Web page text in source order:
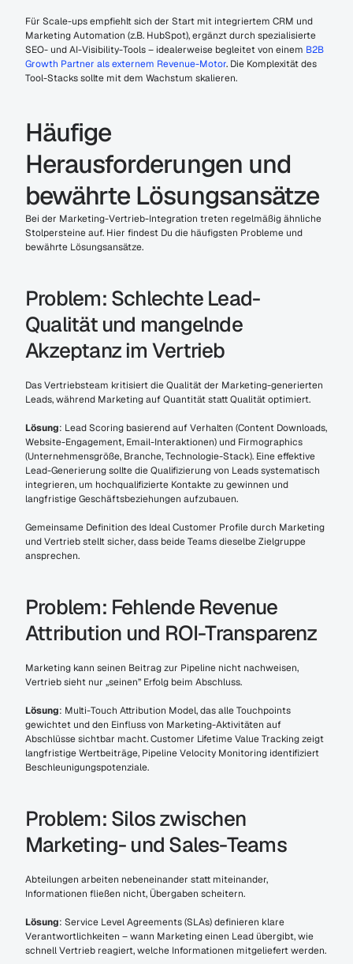
Für Scale-ups empfiehlt sich der Start mit integriertem CRM und
Marketing Automation (z.B. HubSpot), ergänzt durch spezialisierte
SEO- und AI-Visibility-Tools – idealerweise begleitet von einem B2B
Growth Partner als externem Revenue-Motor. Die Komplexität des
Tool-Stacks sollte mit dem Wachstum skalieren.
Häufige
Herausforderungen und
bewährte Lösungsansätze
Bei der Marketing-Vertrieb-Integration treten regelmäßig ähnliche
Stolpersteine auf. Hier findest Du die häufigsten Probleme und
bewährte Lösungsansätze.
Problem: Schlechte Lead-
Qualität und mangelnde
Akzeptanz im Vertrieb
Das Vertriebsteam kritisiert die Qualität der Marketing-generierten
Leads, während Marketing auf Quantität statt Qualität optimiert.
Lösung: Lead Scoring basierend auf Verhalten (Content Downloads,
Website-Engagement, Email-Interaktionen) und Firmographics
(Unternehmensgröße, Branche, Technologie-Stack). Eine effektive
Lead-Generierung sollte die Qualifizierung von Leads systematisch
integrieren, um hochqualifizierte Kontakte zu gewinnen und
langfristige Geschäftsbeziehungen aufzubauen.
Gemeinsame Definition des Ideal Customer Profile durch Marketing
und Vertrieb stellt sicher, dass beide Teams dieselbe Zielgruppe
ansprechen.
Problem: Fehlende Revenue
Attribution und ROI-Transparenz
Marketing kann seinen Beitrag zur Pipeline nicht nachweisen,
Vertrieb sieht nur „seinen” Erfolg beim Abschluss.
Lösung: Multi-Touch Attribution Model, das alle Touchpoints
gewichtet und den Einfluss von Marketing-Aktivitäten auf
Abschlüsse sichtbar macht. Customer Lifetime Value Tracking zeigt
langfristige Wertbeiträge, Pipeline Velocity Monitoring identifiziert
Beschleunigungspotenziale.
Problem: Silos zwischen
Marketing- und Sales-Teams
Abteilungen arbeiten nebeneinander statt miteinander,
Informationen fließen nicht, Übergaben scheitern.
Lösung: Service Level Agreements (SLAs) definieren klare
Verantwortlichkeiten – wann Marketing einen Lead übergibt, wie
schnell Vertrieb reagiert, welche Informationen mitgeliefert werden.